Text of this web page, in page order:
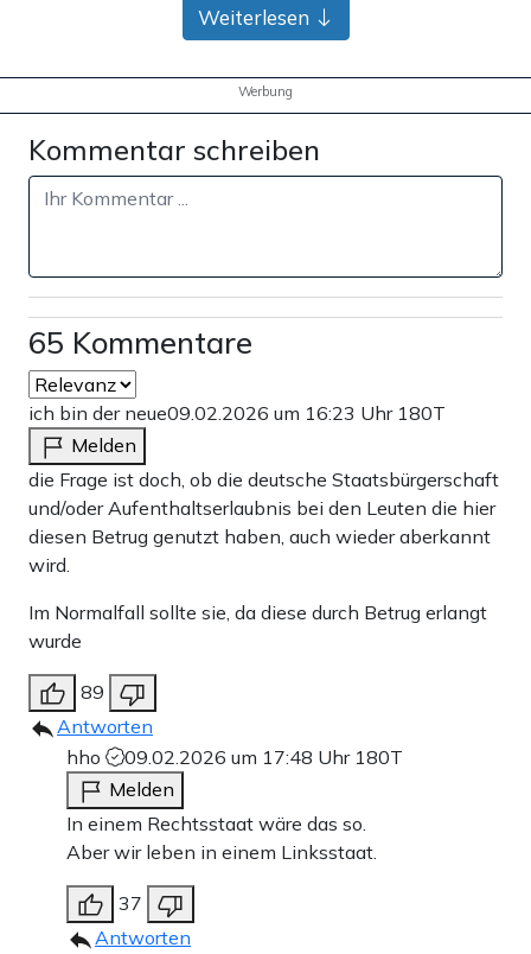
Weiterlesen
Werbung
Kommentar schreiben
65 Kommentare
ich bin der neue09.02.2026 um 16:23 Uhr 180T
Melden
die Frage ist doch, ob die deutsche Staatsbürgerschaft
und/oder Aufenthaltserlaubnis bei den Leuten die hier
diesen Betrug genutzt haben, auch wieder aberkannt
wird.
Im Normalfall sollte sie, da diese durch Betrug erlangt
wurde
89
Antworten
hho
09.02.2026 um 17:48 Uhr 180T
Melden
In einem Rechtsstaat wäre das so.
Aber wir leben in einem Linksstaat.
37
Antworten